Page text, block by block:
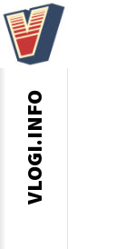
VLOGI.INFO